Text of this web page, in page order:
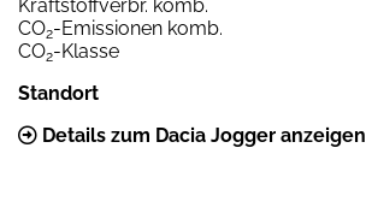
Kraftstoffverbr. komb.
CO2-Emissionen komb.
CO2-Klasse
Standort
Details zum Dacia Jogger anzeigen